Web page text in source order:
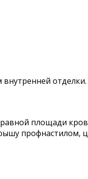
отделки.
площади
профнастилом,